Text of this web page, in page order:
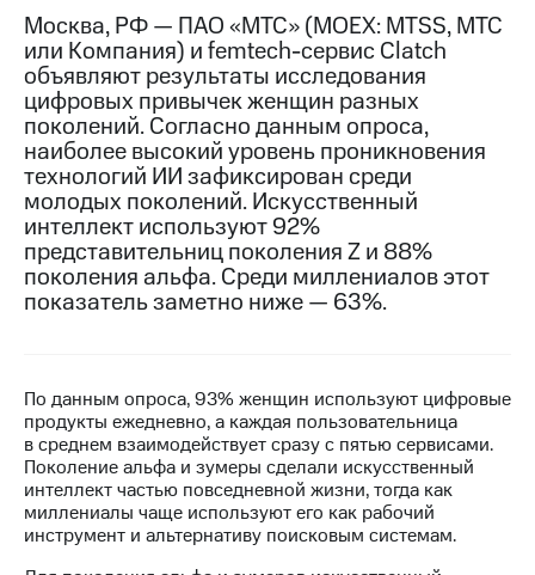
Контакты
Медиа-центр
Пресс-
релизы
МТС
о технологиях
Достижения
Интервью
Финансовая
Пригласить
спикера
и акционерам
Корпоративное
управление
Москва, РФ — ПАО «МТС» (MOEX: MTSS, МТС
или Компания) и femtech-сервис Clatch
объявляют результаты исследования
цифровых привычек женщин разных
поколений. Согласно данным опроса,
наиболее высокий уровень проникновения
технологий ИИ зафиксирован среди
молодых поколений. Искусственный
интеллект используют 92%
представительниц поколения Z и 88%
поколения альфа. Среди миллениалов этот
показатель заметно ниже — 63%.
По данным опроса, 93% женщин используют цифровые
продукты ежедневно, а каждая пользовательница
в среднем взаимодействует сразу с пятью сервисами.
Поколение альфа и зумеры сделали искусственный
интеллект частью повседневной жизни, тогда как
миллениалы чаще используют его как рабочий
инструмент и альтернативу поисковым системам.